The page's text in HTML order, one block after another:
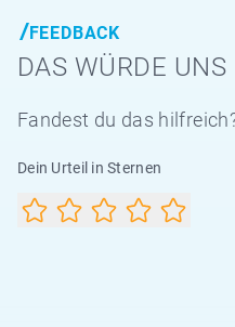
FEEDBACK
DAS WÜRDE UNS
Fandest du das
Dein Urteil in Sternen